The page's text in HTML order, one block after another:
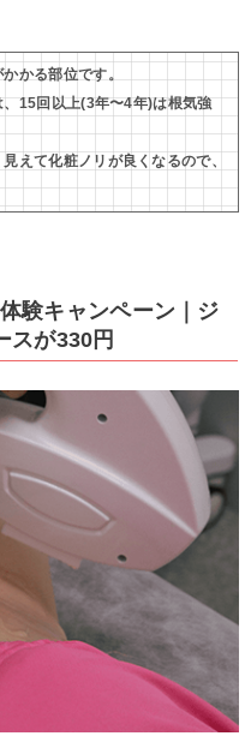
かる部位です。
15回以上(3年〜4年)は根気強
えて化粧ノリが良くなるので、
験キャンペーン｜ジ
スが330円